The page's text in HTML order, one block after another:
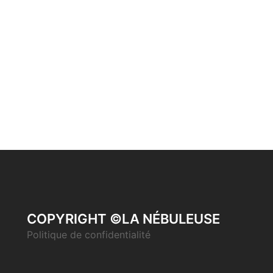
COPYRIGHT ©LA NÉBULEUSE
Politique de confidentialité